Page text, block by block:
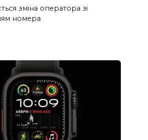
зміна оператора зі
номера